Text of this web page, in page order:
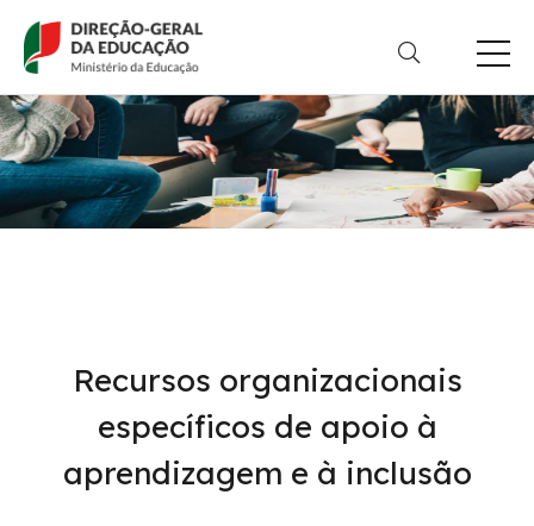
Passar
para
o
conteúdo
principal
Recursos organizacionais
específicos de apoio à
aprendizagem e à inclusão